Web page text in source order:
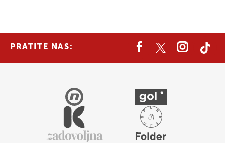
PRATITE NAS: